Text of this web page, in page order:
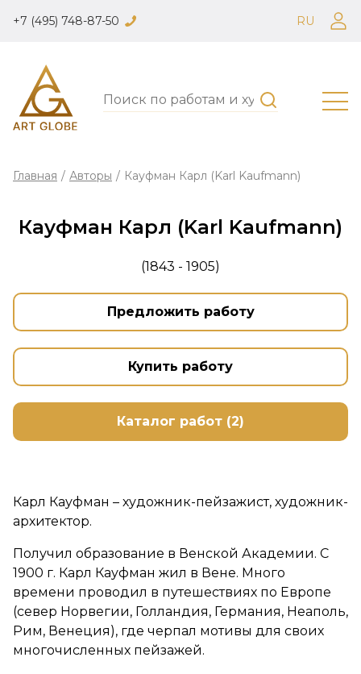
+7 (495) 748-87-50 RU
Главная / Авторы / Кауфман Карл (Karl Kaufmann)
Кауфман Карл (Karl Kaufmann)
(1843 - 1905)
Предложить работу
Купить работу
Каталог работ (2)
Карл Кауфман – художник-пейзажист, художник-
архитектор.
Получил образование в Венской Академии. С
1900 г. Карл Кауфман жил в Вене. Много
времени проводил в путешествиях по Европе
(север Норвегии, Голландия, Германия, Неаполь,
Рим, Венеция), где черпал мотивы для своих
многочисленных пейзажей.